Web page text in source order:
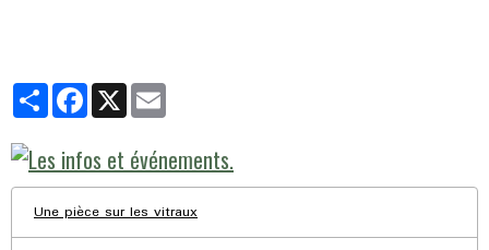
PartagerFacebook
X
Une pièce sur les vitraux